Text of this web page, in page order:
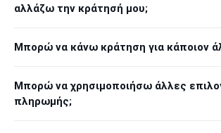
αλλάζω την κράτησή μου;
Μπορώ να κάνω κράτηση για κάποιον
Μπορώ να χρησιμοποιήσω άλλες
πληρωμής;